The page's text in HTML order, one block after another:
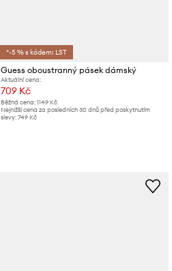
*-5 % s kódem: LST
Guess oboustranný pásek dámský
Aktuální cena:
709 Kč
Běžná cena: 1149 Kč
Nejnižší cena za posledních 30 dnů před poskytnutím
slevy: 749 Kč